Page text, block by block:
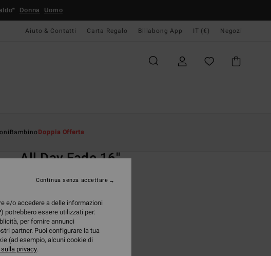
Donna Uomo
Aiuto & Contatti Carta Regalo Billabong App IT (€) Negozi
BambinoDoppia Offerta
All Day Fade 16"
ECO-BONUS
45,95 €
Colori
e/o accedere a delle informazioni
potrebbero essere utilizzati per:
per fornire annunci
partner. Puoi configurare la tua
(ad esempio, alcuni cookie di
privacy.
Continua senza accettare